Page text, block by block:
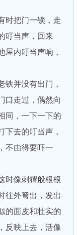
把门一锁，走
叮当声，回来
屋内叮当声响，
并没有出门，
口走过，偶然向
同，一下一下的
下去的叮当声，
不由得要吓一
像刺猬般根根
往外弩出，发出
的面皮和壮实的
反映上去，活像